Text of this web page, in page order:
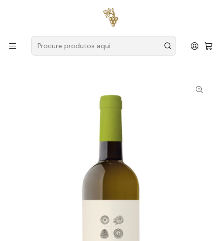
para encomendas a partir de
Produtores Vinho Verde
Adega Casa da Torre
Adega Casa da Torre Sousa Lopes Branco 2024 Vinho
Verde Branco 75cl